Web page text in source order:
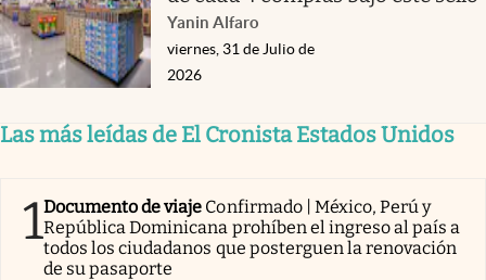
Yanin Alfaro
viernes, 31 de Julio de
2026
Las más leídas de El Cronista Estados Unidos
1Documento de viaje Confirmado | México, Perú y
República Dominicana prohíben el ingreso al país a
todos los ciudadanos que posterguen la renovación
de su pasaporte